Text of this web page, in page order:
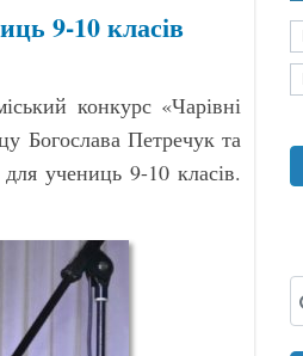
9-10 класів
конкурс «Чарівні
Богослава Петречук та
для учениць 9-10 класів.